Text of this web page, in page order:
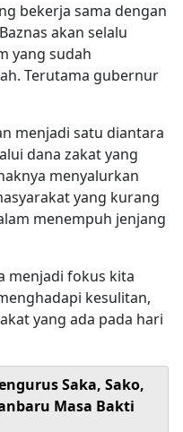
bekerja sama dengan
akan selalu
yang sudah
Terutama gubernur
menjadi satu diantara
dana zakat yang
menyalurkan
yang kurang
menempuh jenjang
menjadi fokus kita
kesulitan,
yang ada pada hari
Saka, Sako,
Masa Bakti